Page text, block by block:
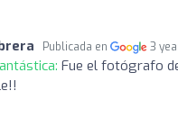
Publicada en 3
Fue el fotógrafo